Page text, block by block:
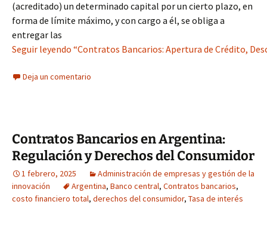
(acreditado) un determinado capital por un cierto plazo, en
forma de límite máximo, y con cargo a él, se obliga a
entregar las
Seguir leyendo “Contratos Bancarios: Apertura de Crédito,
Deja un comentario
Contratos Bancarios en Argentina:
Regulación y Derechos del Consumidor
1 febrero, 2025
Administración de empresas y gestión de la
innovación
Argentina, Banco central, Contratos bancarios,
costo financiero total, derechos del consumidor, Tasa de interés